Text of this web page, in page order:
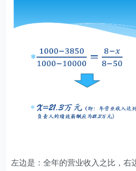
左边是：全年的营业收入之比，右